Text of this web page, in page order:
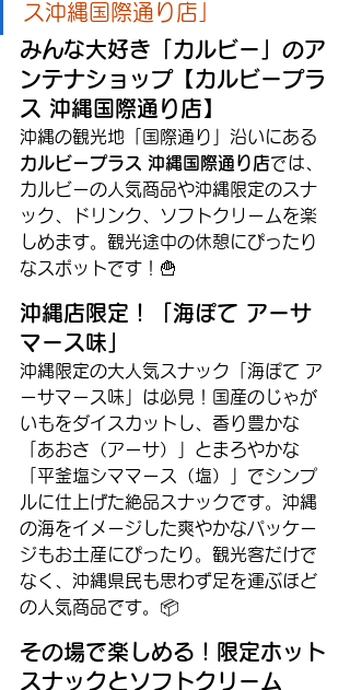
ス沖縄国際通り店」
みんな大好き「カルビー」のア
ンテナショップ【カルビープラ
ス 沖縄国際通り店】
沖縄の観光地「国際通り」沿いにある
カルビープラス 沖縄国際通り店では、
カルビーの人気商品や沖縄限定のスナ
ック、ドリンク、ソフトクリームを楽
しめます。観光途中の休憩にぴったり
なスポットです！🍟
沖縄店限定！「海ぽて アーサ
マース味」
沖縄限定の大人気スナック「海ぽて ア
ーサマース味」は必見！国産のじゃが
いもをダイスカットし、香り豊かな
「あおさ（アーサ）」とまろやかな
「平釜塩シママース（塩）」でシンプ
ルに仕上げた絶品スナックです。沖縄
の海をイメージした爽やかなパッケー
ジもお土産にぴったり。観光客だけで
なく、沖縄県民も思わず足を運ぶほど
の人気商品です。📦
その場で楽しめる！限定ホット
スナックとソフトクリーム